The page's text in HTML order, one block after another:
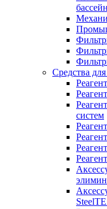
Средства
систем